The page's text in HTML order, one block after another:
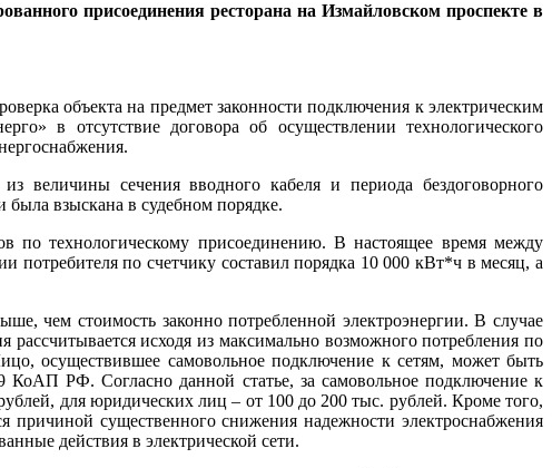
присоединения ресторана на Измайловском проспекте в
объекта на предмет законности подключения к электрическим
в отсутствие договора об осуществлении технологического
величины сечения вводного кабеля и периода бездоговорного
была взыскана в судебном порядке.
по технологическому присоединению. В настоящее время между
потребителя по счетчику составил порядка 10 000 кВт*ч в месяц, а
чем стоимость законно потребленной электроэнергии. В случае
рассчитывается исходя из максимально возможного потребления по
осуществившее самовольное подключение к сетям, может быть
КоАП РФ. Согласно данной статье, за самовольное подключение к
для юридических лиц – от 100 до 200 тыс. рублей. Кроме того,
причиной существенного снижения надежности электроснабжения
действия в электрической сети.